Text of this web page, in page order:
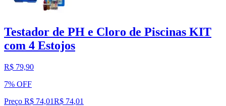
Testador de PH e Cloro de Piscinas KIT
com 4 Estojos
R$ 79,90
7% OFF
Preço R$ 74,01R$ 74,01